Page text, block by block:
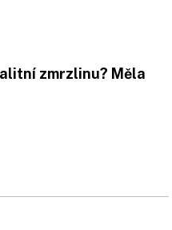
zmrzlinu? Měla